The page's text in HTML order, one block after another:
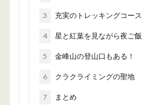
3 充実のトレッキングコース
4 星と紅葉を見ながら夜ご飯
5 金峰山の登山口もある！
6 クラクライミングの聖地
7 まとめ